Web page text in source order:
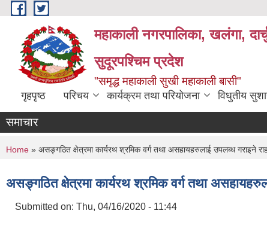
Skip to main content
महाकाली नगरपालिका, खलंगा,
सुदूरपश्चिम प्रदेश
"समृद्ध महाकाली सुखी महाकाली बासी"
गृहपृष्ठ परिचय कार्यक्रम तथा परियोजना विधुतीय
समाचार
You are here
Home » असङ्गठित क्षेत्रमा कार्यरथ श्रमिक वर्ग तथा असहायहरुलाई उपलब्ध गराइने
असङ्गठित क्षेत्रमा कार्यरथ श्रमिक वर्ग तथा
Submitted on: Thu, 04/16/2020 - 11:44